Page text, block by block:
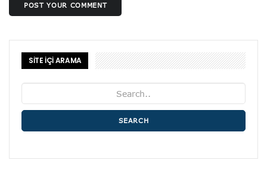
POST YOUR COMMENT
SİTE İÇİ ARAMA
SEARCH